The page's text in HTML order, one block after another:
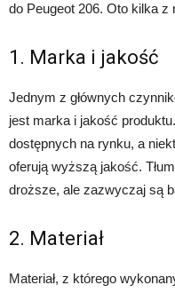
do Peugeot 206. Oto kilka z
1. Marka i jakość
Jednym z głównych
jest marka i jakość
dostępnych na rynku, a
oferują wyższą jakość.
droższe, ale zazwyczaj są
2. Materiał
Materiał, z którego